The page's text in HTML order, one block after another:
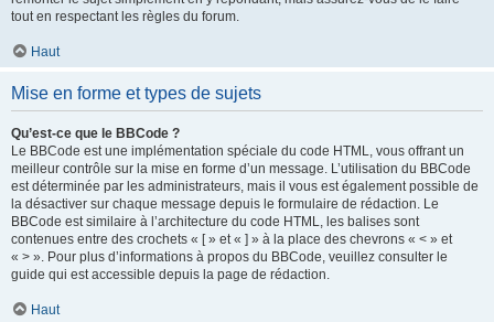
tout en respectant les règles du forum.
Haut
Mise en forme et types de sujets
Qu’est-ce que le BBCode ?
Le BBCode est une implémentation spéciale du code HTML, vous offrant un
meilleur contrôle sur la mise en forme d’un message. L’utilisation du BBCode
est déterminée par les administrateurs, mais il vous est également possible de
la désactiver sur chaque message depuis le formulaire de rédaction. Le
BBCode est similaire à l’architecture du code HTML, les balises sont
contenues entre des crochets « [ » et « ] » à la place des chevrons « < » et
« > ». Pour plus d’informations à propos du BBCode, veuillez consulter le
guide qui est accessible depuis la page de rédaction.
Haut